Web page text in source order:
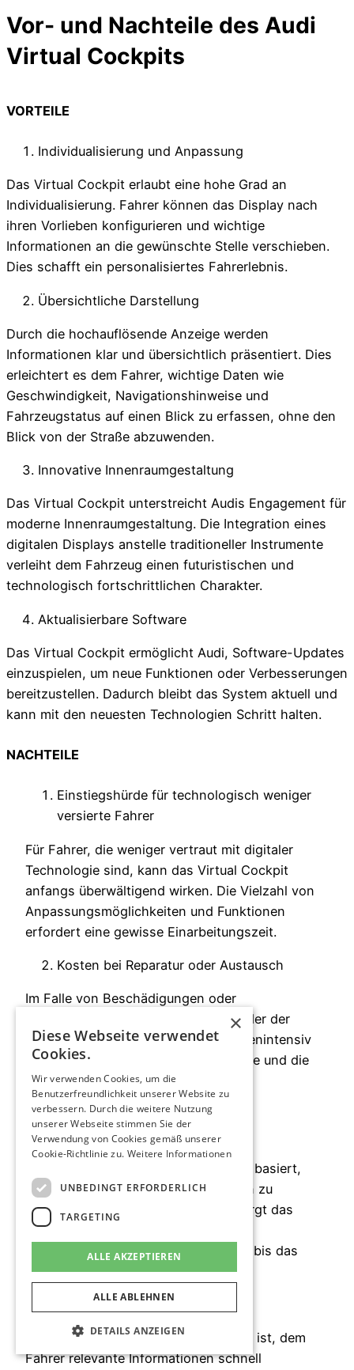
Vor- und Nachteile des Audi
Virtual Cockpits
VORTEILE
Individualisierung und Anpassung
Das Virtual Cockpit erlaubt eine hohe Grad an
Individualisierung. Fahrer können das Display nach
ihren Vorlieben konfigurieren und wichtige
Informationen an die gewünschte Stelle verschieben.
Dies schafft ein personalisiertes Fahrerlebnis.
Übersichtliche Darstellung
Durch die hochauflösende Anzeige werden
Informationen klar und übersichtlich präsentiert. Dies
erleichtert es dem Fahrer, wichtige Daten wie
Geschwindigkeit, Navigationshinweise und
Fahrzeugstatus auf einen Blick zu erfassen, ohne den
Blick von der Straße abzuwenden.
Innovative Innenraumgestaltung
Das Virtual Cockpit unterstreicht Audis Engagement für
moderne Innenraumgestaltung. Die Integration eines
digitalen Displays anstelle traditioneller Instrumente
verleiht dem Fahrzeug einen futuristischen und
technologisch fortschrittlichen Charakter.
Aktualisierbare Software
Das Virtual Cockpit ermöglicht Audi, Software-Updates
einzuspielen, um neue Funktionen oder Verbesserungen
bereitzustellen. Dadurch bleibt das System aktuell und
kann mit den neuesten Technologien Schritt halten.
NACHTEILE
Einstiegshürde für technologisch weniger
versierte Fahrer
Für Fahrer, die weniger vertraut mit digitaler
Technologie sind, kann das Virtual Cockpit
anfangs überwältigend wirken. Die Vielzahl von
Anpassungsmöglichkeiten und Funktionen
erfordert eine gewisse Einarbeitungszeit.
Kosten bei Reparatur oder Austausch
Im Falle von Beschädigungen oder
Fehlfunktionen kann die Reparatur oder der
Austausch des Virtual Cockpits kostenintensiv
sein. Die hochentwickelte Technologie und die
speziellen Komponenten können die
Instandsetzungskosten erhöhen.
Abhängigkeit von der Elektronik
Da das Virtual Cockpit auf Elektronik basiert,
kann es bei Ausfällen oder Störungen zu
Beeinträchtigungen kommen. Dies birgt das
Risiko, dass wichtige Informationen
vorübergehend nicht verfügbar sind, bis das
Problem behoben ist.
Mögliche Ablenkung
Obwohl das System darauf ausgelegt ist, dem
Fahrer relevante Informationen schnell
×
Diese Webseite verwendet
Cookies.
Wir verwenden Cookies, um die
Benutzerfreundlichkeit unserer Website zu
verbessern. Durch die weitere Nutzung
unserer Webseite stimmen Sie der
Verwendung von Cookies gemäß unserer
Cookie-Richtlinie zu. Weitere Informationen
UNBEDINGT ERFORDERLICH
TARGETING
ALLE AKZEPTIEREN
ALLE ABLEHNEN
DETAILS ANZEIGEN